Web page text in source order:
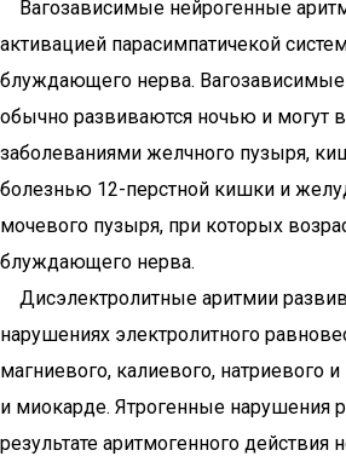
Вагозависимые нейрогенные
активацией парасимпатичекой
блуждающего нерва.
обычно развиваются ночью и могут
заболеваниями желчного пузыря,
болезнью 12-перстной кишки и
мочевого пузыря, при которых
блуждающего нерва.
Дисэлектролитные аритмии
нарушениях электролитного
магниевого, калиевого, натриевого
и миокарде. Ятрогенные нарушения
результате аритмогенного действия